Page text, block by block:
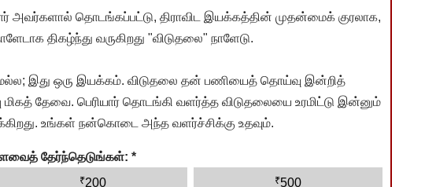
அவர்களால் தொடங்கப்பட்டு, திராவிட இயக்கத்தின் முதன்மைக் குரலாக,
திகழ்ந்து வருகிறது "விடுதலை" நாளேடு.
இது ஒரு இயக்கம். விடுதலை தன் பணியைத் தொய்வு இன்றித்
தேவை. பெரியார் தொடங்கி வளர்த்த விடுதலையை உரமிட்டு இன்னும்
உங்கள் நன்கொடை அந்த வளர்ச்சிக்கு உதவும்.
தேர்ந்தெடுங்கள்: *
₹200 ₹500